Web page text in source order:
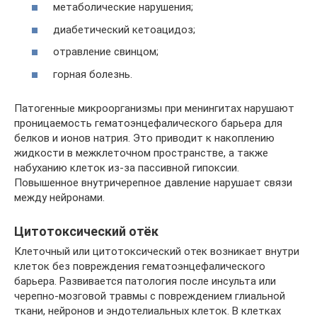
метаболические нарушения;
диабетический кетоацидоз;
отравление свинцом;
горная болезнь.
Патогенные микроорганизмы при менингитах нарушают
проницаемость гематоэнцефалического барьера для
белков и ионов натрия. Это приводит к накоплению
жидкости в межклеточном пространстве, а также
набуханию клеток из-за пассивной гипоксии.
Повышенное внутричерепное давление нарушает связи
между нейронами.
Цитотоксический отёк
Клеточный или цитотоксический отек возникает внутри
клеток без повреждения гематоэнцефалического
барьера. Развивается патология после инсульта или
черепно-мозговой травмы с повреждением глиальной
ткани, нейронов и эндотелиальных клеток. В клетках